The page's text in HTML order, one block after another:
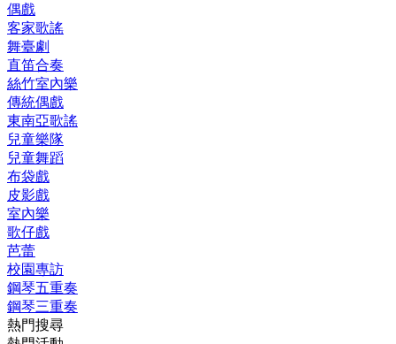
偶戲
客家歌謠
舞臺劇
直笛合奏
絲竹室內樂
傳統偶戲
東南亞歌謠
兒童樂隊
兒童舞蹈
布袋戲
皮影戲
室內樂
歌仔戲
芭蕾
校園專訪
鋼琴五重奏
鋼琴三重奏
熱門搜尋